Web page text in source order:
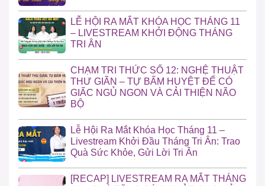
LỄ HỘI RA MẮT KHÓA HỌC THÁNG 11
– LIVESTREAM KHỞI ĐỘNG THÁNG
TRI ÂN
CHẠM TRI THỨC SỐ 12: NGHỆ THUẬT
THƯ GIÃN – TỰ BẤM HUYỆT ĐỂ CÓ
GIẤC NGỦ NGON VÀ CẢI THIỆN NÃO
BỘ
Lễ Hội Ra Mắt Khóa Học Tháng 11 –
Livestream Khởi Đầu Tháng Tri Ân: Trao
Quà Sức Khỏe, Gửi Lời Tri Ân
[RECAP] LIVESTREAM RA MẮT THÁNG